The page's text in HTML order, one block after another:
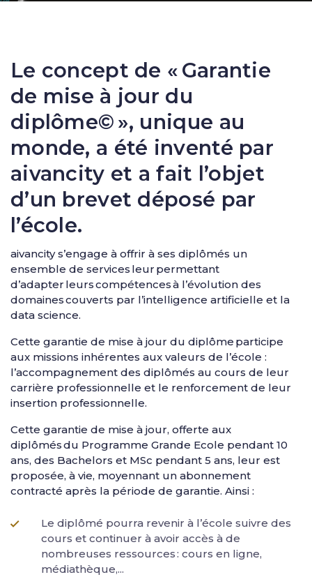
Le concept de « Garantie
de mise à jour du
diplôme© », unique au
monde, a été inventé par
aivancity et a fait l’objet
d’un brevet déposé par
l’école.
aivancity s’engage à offrir à ses diplômés un
ensemble de services leur permettant
d’adapter leurs compétences à l’évolution des
domaines couverts par l’intelligence artificielle et la
data science.
Cette garantie de mise à jour du diplôme participe
aux missions inhérentes aux valeurs de l’école :
l’accompagnement des diplômés au cours de leur
carrière professionnelle et le renforcement de leur
insertion professionnelle.
Cette garantie de mise à jour, offerte aux
diplômés du Programme Grande Ecole pendant 10
ans, des Bachelors et MSc pendant 5 ans, leur est
proposée, à vie, moyennant un abonnement
contracté après la période de garantie. Ainsi :
Le diplômé pourra revenir à l’école suivre des
cours et continuer à avoir accès à de
nombreuses ressources : cours en ligne,
médiathèque,...